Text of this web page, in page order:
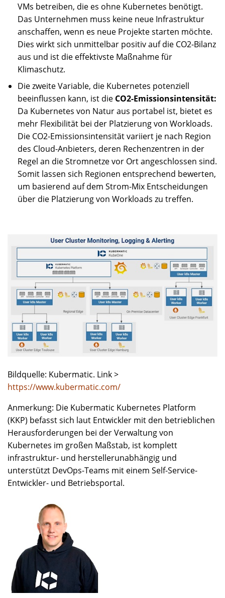
VMs betreiben, die es ohne Kubernetes benötigt.
Das Unternehmen muss keine neue Infrastruktur
anschaffen, wenn es neue Projekte starten möchte.
Dies wirkt sich unmittelbar positiv auf die CO2-Bilanz
aus und ist die effektivste Maßnahme für
Klimaschutz.
Die zweite Variable, die Kubernetes potenziell
beeinflussen kann, ist die CO2-Emissionsintensität:
Da Kubernetes von Natur aus portabel ist, bietet es
mehr Flexibilität bei der Platzierung von Workloads.
Die CO2-Emissionsintensität variiert je nach Region
des Cloud-Anbieters, deren Rechenzentren in der
Regel an die Stromnetze vor Ort angeschlossen sind.
Somit lassen sich Regionen entsprechend bewerten,
um basierend auf dem Strom-Mix Entscheidungen
über die Platzierung von Workloads zu treffen.
Bildquelle: Kubermatic. Link >
https://www.kubermatic.com/
Anmerkung: Die Kubermatic Kubernetes Platform
(KKP) befasst sich laut Entwickler mit den betrieblichen
Herausforderungen bei der Verwaltung von
Kubernetes im großen Maßstab, ist komplett
infrastruktur- und herstellerunabhängig und
unterstützt DevOps-Teams mit einem Self-Service-
Entwickler- und Betriebsportal.